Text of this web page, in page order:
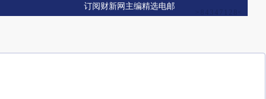
订阅财新网主编精选电邮